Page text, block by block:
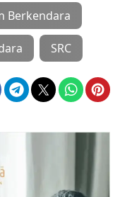
Berkendara
SRC